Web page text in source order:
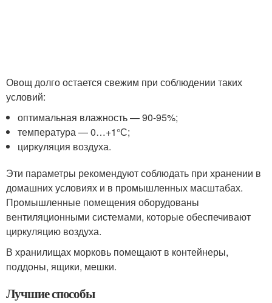
Овощ долго остается свежим при соблюдении таких
условий:
оптимальная влажность — 90-95%;
температура — 0…+1°С;
циркуляция воздуха.
Эти параметры рекомендуют соблюдать при хранении в
домашних условиях и в промышленных масштабах.
Промышленные помещения оборудованы
вентиляционными системами, которые обеспечивают
циркуляцию воздуха.
В хранилищах морковь помещают в контейнеры,
поддоны, ящики, мешки.
Лучшие способы